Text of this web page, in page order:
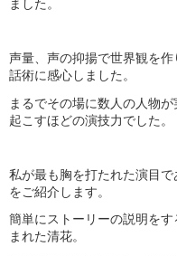
ました。
声量、声の抑揚で世界観を
話術に感心しました。
まるでその場に数人の人物
起こすほどの演技力でした。
私が最も胸を打たれた演目
をご紹介します。
簡単にストーリーの説明を
まれた清花。